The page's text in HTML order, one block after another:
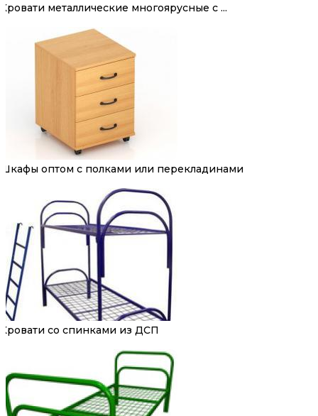
Кровати металлические многоярусные с ...
Шкафы оптом с полками или перекладинами
Кровати со спинками из ДСП